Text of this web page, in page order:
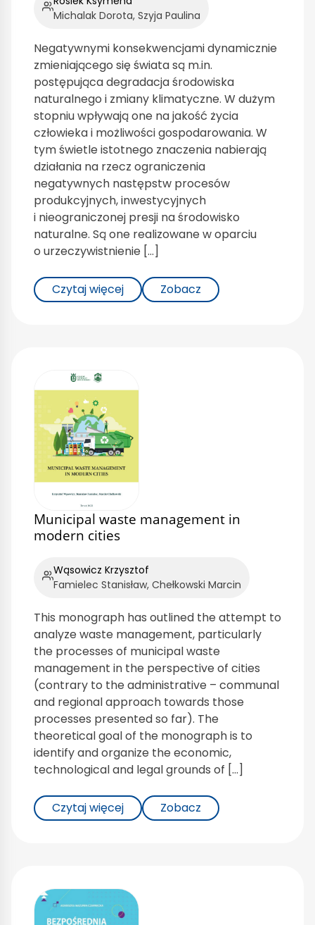
Michalak Dorota, Szyja Paulina
Negatywnymi konsekwencjami dynamicznie
zmieniającego się świata są m.in.
postępująca degradacja środowiska
naturalnego i zmiany klimatyczne. W dużym
stopniu wpływają one na jakość życia
człowieka i możliwości gospodarowania. W
tym świetle istotnego znaczenia nabierają
działania na rzecz ograniczenia
negatywnych następstw procesów
produkcyjnych, inwestycyjnych
i nieograniczonej presji na środowisko
naturalne. Są one realizowane w oparciu
o urzeczywistnienie […]
Czytaj więcej Zobacz
Municipal waste management in
modern cities
Wąsowicz Krzysztof
Famielec Stanisław, Chełkowski Marcin
This monograph has outlined the attempt to
analyze waste management, particularly
the processes of municipal waste
management in the perspective of cities
(contrary to the administrative – communal
and regional approach towards those
processes presented so far). The
theoretical goal of the monograph is to
identify and organize the economic,
technological and legal grounds of […]
Czytaj więcej Zobacz